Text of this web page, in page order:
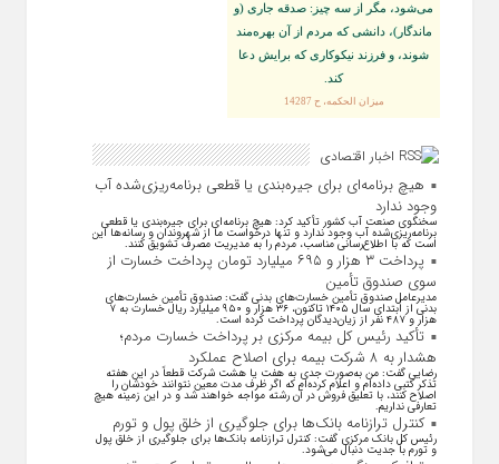
مى‌شود، مگر از سه چيز: صدقه جارى (و
ماندگار)، دانشى كه مردم از آن بهره‏‌مند
شوند، و فرزند نيكوكارى كه برايش دعا
كند.
ميزان الحكمه، ح 14287
اخبار اقتصادی
هیچ برنامه‌ای برای جیره‌بندی یا قطعی برنامه‌ریزی‌شده آب
وجود ندارد
سخنگوی صنعت آب کشور تأکید کرد: هیچ برنامه‌ای برای جیره‌بندی یا قطعی
برنامه‌ریزی‌شده آب وجود ندارد و تنها درخواست ما از شهروندان و رسانه‌ها این
است که با اطلاع‌رسانی مناسب، مردم را به مدیریت مصرف تشویق کنند.
پرداخت ۳ هزار و ۶۹۵ میلیارد تومان پرداخت خسارت از
سوی صندوق تأمین
مدیرعامل صندوق تأمین خسارت‌های بدنی گفت: صندوق تأمین خسارت‌های
بدنی از ابتدای سال ۱۴۰۵ تاکنون، ۳۶ هزار و ۹۵۰ میلیارد ریال خسارت به ۷
هزار و ۴۸۷ نفر از زیان‌دیدگان پرداخت کرده است.
تأکید رئیس کل بیمه مرکزی بر پرداخت خسارت مردم؛
هشدار به ۸ شرکت‌ بیمه برای اصلاح عملکرد
رضایی گفت: من به‌صورت جدی به هفت یا هشت شرکت قطعاً در این هفته
تذکر کتبی داده‌ام و اعلام کرده‌ام که اگر ظرف مدت معین نتوانند خودشان را
اصلاح کنند، با تعلیق فروش در آن رشته مواجه خواهند شد و در این زمینه هیچ
تعارفی نداریم.
کنترل ترازنامه بانک‌ها برای جلوگیری از خلق پول و تورم
رئیس کل بانک مرکزی گفت: کنترل ترازنامه بانک‌ها برای جلوگیری از خلق پول
و تورم با جدیت دنبال می‌شود.